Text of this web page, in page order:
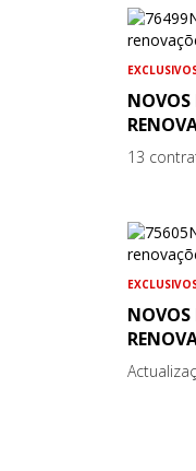
NOVOS
13
NOVOS